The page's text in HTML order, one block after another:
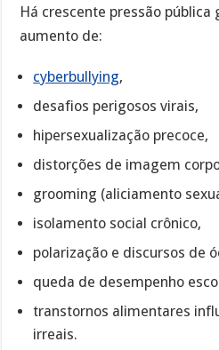
Há crescente pressão pública
aumento de:
cyberbullying,
desafios perigosos virais,
hipersexualização precoce,
distorções de imagem
grooming (aliciamento
isolamento social crônico,
polarização e discursos de
queda de desempenho
transtornos alimentares
irreais.